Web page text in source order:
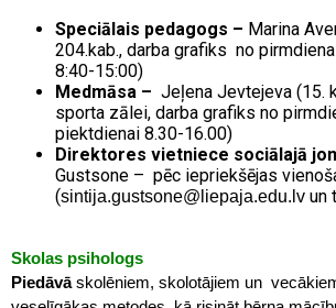
Speciālais pedagogs – Marina
204.kab., darba grafiks no
8:40-15:00)
Medmāsa – Jeļena Jevtejeva (15.
sporta zālei, darba grafiks no
piektdienai 8.30-16.00)
Direktores vietniece sociālajā
Gustsone – pēc iepriekšējas
(sintija.gustsone@liepaja.edu.lv un
Skolas psihologs
Piedāvāskolēniem, skolotājiem un